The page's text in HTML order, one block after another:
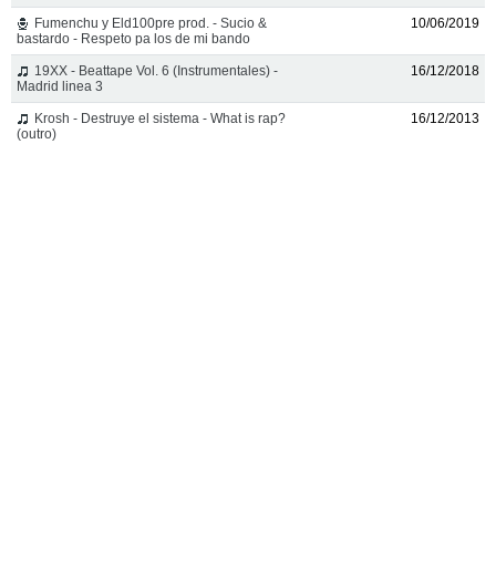
Fumenchu y Eld100pre prod. - Sucio &
bastardo - Respeto pa los de mi bando
10/06/2019
19XX - Beattape Vol. 6 (Instrumentales) -
Madrid linea 3
16/12/2018
Krosh - Destruye el sistema - What is rap?
(outro)
16/12/2013